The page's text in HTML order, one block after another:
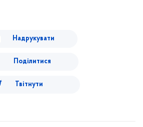
Надрукувати
Поділитися
Твітнути